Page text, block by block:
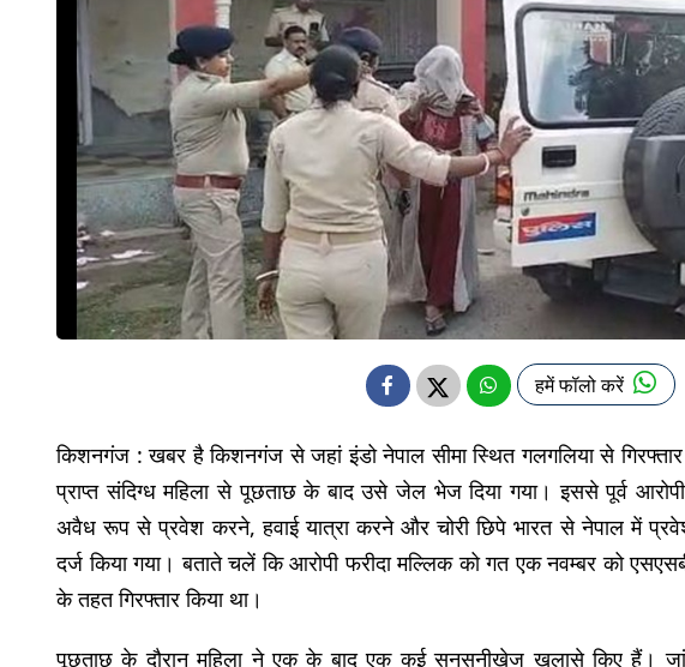
हमें फॉलो करें
किशनगंज : खबर है किशनगंज से जहां इंडो नेपाल सीमा स्थित गलगलिया से गिरफ्तार
प्राप्त संदिग्ध महिला से पूछताछ के बाद उसे जेल भेज दिया गया। इससे पूर्व आरोपी
अवैध रूप से प्रवेश करने, हवाई यात्रा करने और चोरी छिपे भारत से नेपाल में
दर्ज किया गया। बताते चलें कि आरोपी फरीदा मल्लिक को गत एक नवम्बर को
के तहत गिरफ्तार किया था।
पूछताछ के दौरान महिला ने एक के बाद एक कई सनसनीखेज खुलासे किए हैं।